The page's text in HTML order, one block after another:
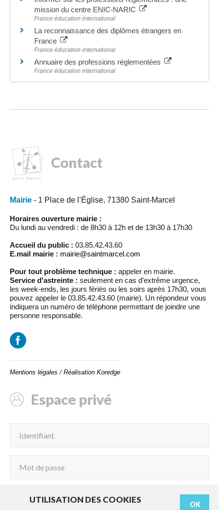
mission du centre ENIC-NARIC
France éducation international
La reconnaissance des diplômes étrangers en
France
France éducation international
Annuaire des professions réglementées
France éducation international
Contact
Mairie - 1 Place de l’Église, 71380 Saint-Marcel
Horaires ouverture mairie :
Du lundi au vendredi : de 8h30 à 12h et de 13h30 à 17h30
Accueil du public : 03.85.42.43.60
E.mail mairie : mairie@saintmarcel.com
Pour tout problème technique : appeler en mairie.
Service d'astreinte : seulement en cas d’extrême urgence,
les week-ends, les jours fériés ou les soirs après 17h30, vous
pouvez appeler le 03.85.42.43.60 (mairie). Un répondeur vous
indiquera un numéro de téléphone permettant de joindre une
personne responsable.
Mentions légales / Réalisation Koredge
Espace privé
OK
UTILISATION DES COOKIES